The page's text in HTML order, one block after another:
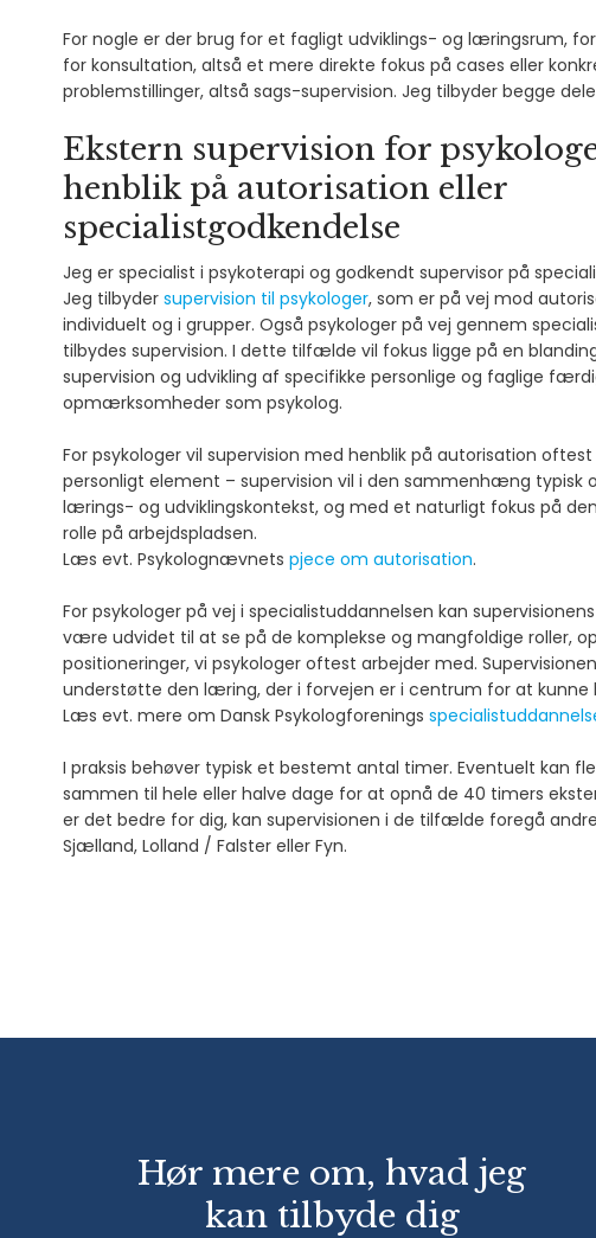
For nogle er der brug for et fagligt udviklings- og læringsrum,
for konsultation, altså et mere direkte fokus på cases eller
problemstillinger, altså sags-supervision. Jeg tilbyder begge
Ekstern supervision for
henblik på autorisation eller
specialistgodkendelse
Jeg er specialist i psykoterapi og godkendt supervisor på
Jeg tilbyder supervision til psykologer, som er på vej mod
individuelt og i grupper. Også psykologer på vej gennem
tilbydes supervision. I dette tilfælde vil fokus ligge på en
supervision og udvikling af specifikke personlige og faglige
opmærksomheder som psykolog.
For psykologer vil supervision med henblik på autorisation
personligt element – supervision vil i den sammenhæng typisk
lærings- og udviklingskontekst, og med et naturligt fokus på
rolle på arbejdspladsen.
Læs evt. Psykolognævnets pjece om autorisation.
For psykologer på vej i specialistuddannelsen kan
være udvidet til at se på de komplekse og mangfoldige roller,
positioneringer, vi psykologer oftest arbejder med.
understøtte den læring, der i forvejen er i centrum for at kunne
Læs evt. mere om Dansk Psykologforenings
I praksis behøver typisk et bestemt antal timer. Eventuelt kan
sammen til hele eller halve dage for at opnå de 40 timers
er det bedre for dig, kan supervisionen i de tilfælde foregå
Sjælland, Lolland / Falster eller Fyn.
Hør mere om, hvad jeg
kan tilbyde dig